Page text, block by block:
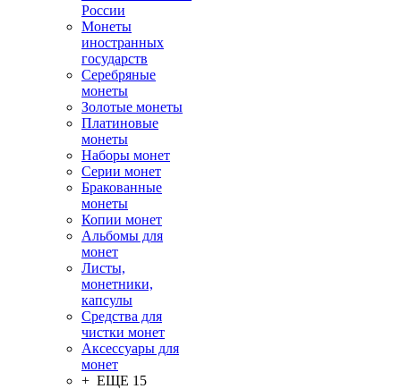
России
Монеты
иностранных
государств
Серебряные
монеты
Золотые монеты
Платиновые
монеты
Наборы монет
Серии монет
Бракованные
монеты
Копии монет
Альбомы для
монет
Листы,
монетники,
капсулы
Средства для
чистки монет
Аксессуары для
монет
+ ЕЩЕ 15